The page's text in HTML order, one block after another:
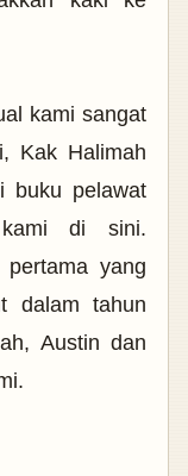
kami sangat
Kak Halimah
buku pelawat
kami di sini.
yang
dalam tahun
Austin dan